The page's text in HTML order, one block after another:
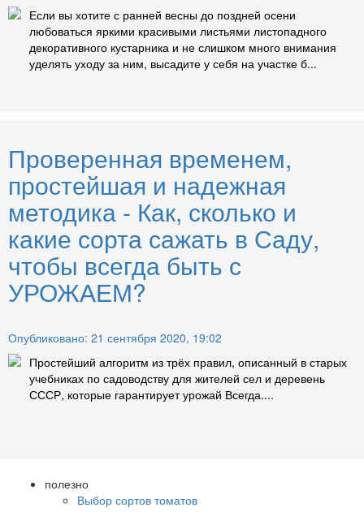
Если вы хотите с ранней весны до поздней осени
любоваться яркими красивыми листьями листопадного
декоративного кустарника и не слишком много внимания
уделять уходу за ним, высадите у себя на участке б...
Проверенная временем,
простейшая и надежная
методика - Как, сколько и
какие сорта сажать в Саду,
чтобы всегда быть с
УРОЖАЕМ?
Опубликовано: 21 сентября 2020, 19:02
Простейший алгоритм из трёх правил, описанный в старых
учебниках по садоводству для жителей сел и деревень
СССР, которые гарантирует урожай Всегда....
полезно
Выбор сортов томатов